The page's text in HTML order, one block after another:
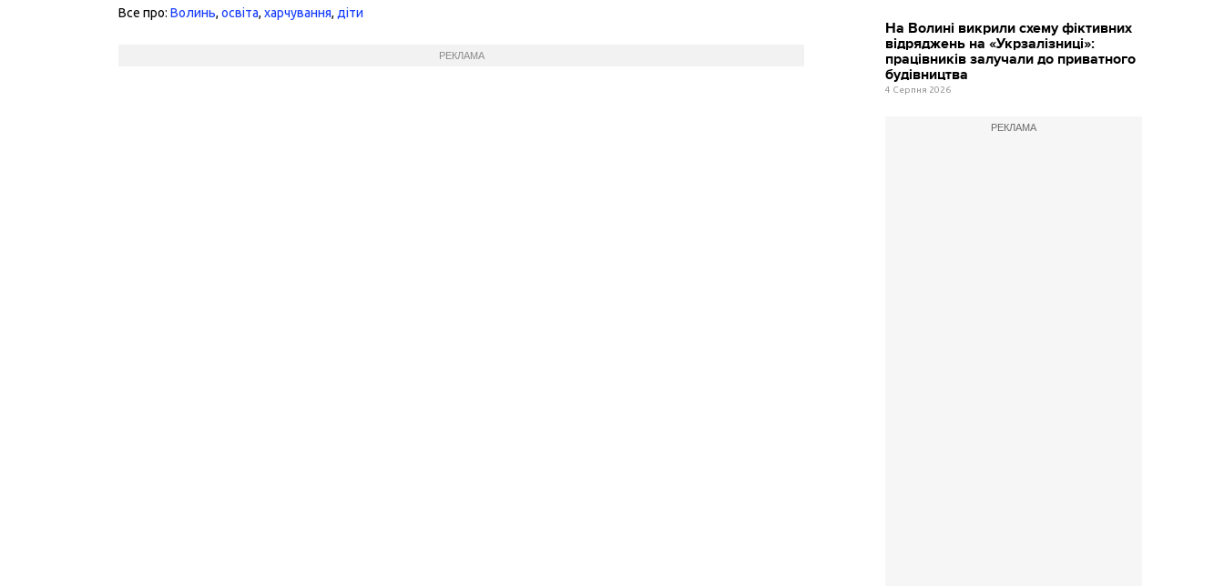
Все про:Волинь,освіта,харчування, діти
РЕКЛАМА
На Волині викрили схему фіктивних
відряджень на «Укрзалізниці»:
працівників залучали до приватного
будівництва
4 Серпня 2026
РЕКЛАМА